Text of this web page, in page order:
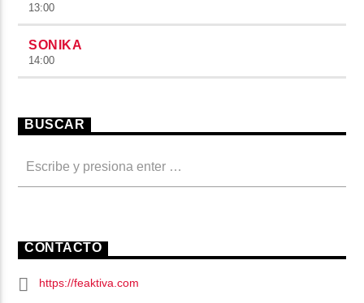
13:00
SONIKA
14:00
BUSCAR
CONTACTO
https://feaktiva.com